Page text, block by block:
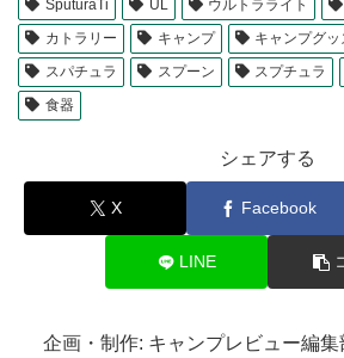
SputuraTi
UL ウルトラライト
カトラリー
キャンプ キャンプグッ
スパチュラ
スプーン スプチュラ
食器
シェアする
X Facebook
LINE
企画・制作: キャンプレビュー編